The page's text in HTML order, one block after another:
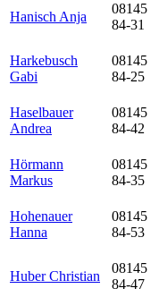
Hanisch Anja
08145
84-31
Harkebusch
Gabi
08145
84-25
Haselbauer
Andrea
08145
84-42
Hörmann
Markus
08145
84-35
Hohenauer
Hanna
08145
84-53
Huber Christian
08145
84-47